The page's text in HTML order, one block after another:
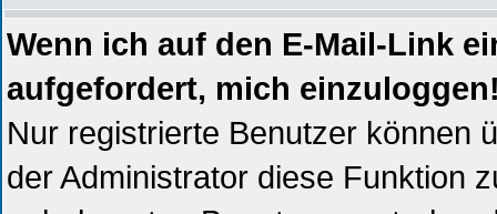
Wenn ich auf den E-Mail-Link
aufgefordert, mich
Nur registrierte Benutzer können
der Administrator diese Funktion